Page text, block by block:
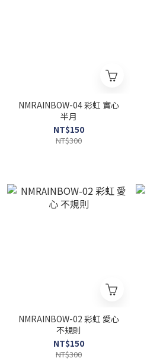
NMRAINBOW-04 彩虹 實心
半月
NT$150
NT$300
NMRAINBOW-02 彩虹 愛心
不規則
NT$150
NT$300